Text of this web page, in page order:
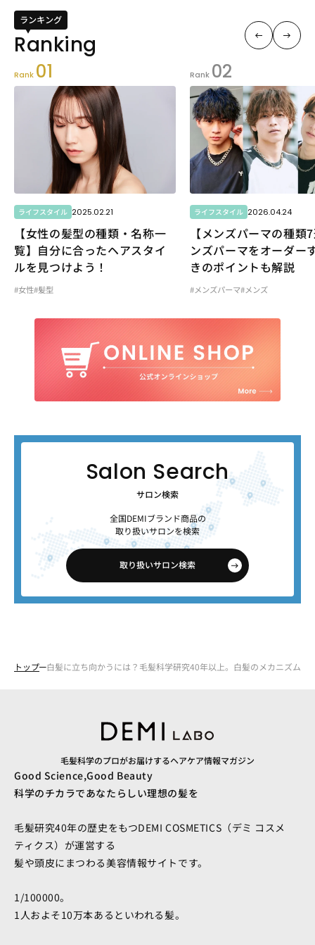
ランキング
Rank 01
ライフスタイル 2025.02.21
【女性の髪型の種類・名称一
覧】自分に合ったヘアスタイ
ルを見つけよう！
#女性#髪型
Rank 02
ライフスタイル 2026.04.24
【メンズパーマの種類
ンズパーマをオーダー
きのポイントも解説
#メンズパーマ#メンズ
サロン検索
全国DEMIブランド商品の
取り扱いサロンを検索
取り扱いサロン検索
トップ 白髪に立ち向かうには？毛髪科学研究40年以上。白髪のメカニズムと
毛髪科学のプロがお届けするヘアケア情報マガジン
Good Science,Good Beauty
科学のチカラであなたらしい理想の髪を
毛髪研究40年の歴史をもつDEMI COSMETICS（デミ コスメ
ティクス）が運営する
髪や頭皮にまつわる美容情報サイトです。
1/100000。
1人およそ10万本あるといわれる髪。